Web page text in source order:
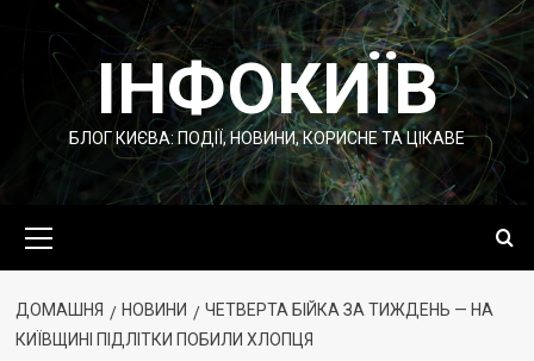
Перейти
ІНФОКИЇВ
БЛОГ КИЄВА: ПОДІЇ, НОВИНИ, КОРИСНЕ ТА ЦІКАВЕ
меню
ДОМАШНЯ НОВИНИ
ЧЕТВЕРТА БІЙКА ЗА ТИЖДЕНЬ — НА
КИЇВЩИНІ ПІДЛІТКИ ПОБИЛИ ХЛОПЦЯ